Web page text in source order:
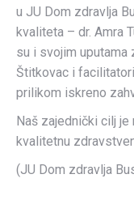
u JU Dom zdravlja
kvaliteta – dr. Amra
su i svojim uputama
Štitkovac i
prilikom iskreno
Naš zajednički cilj
kvalitetnu
(JU Dom zdravlja